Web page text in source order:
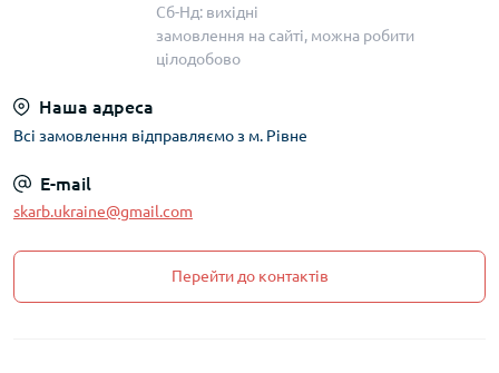
Сб-Нд: вихідні
замовлення на сайті, можна робити
цілодобово
Наша адреса
Всі замовлення відправляємо з м. Рівне
E-mail
skarb.ukraine@gmail.com
Перейти до контактів